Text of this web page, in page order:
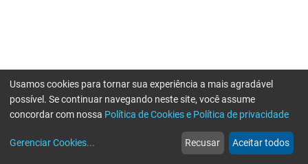
web
Notícias
more_horiz
Mais
Usamos cookies para tornar sua experiência a mais agradável
possível. Se continuar navegando neste site, você assume
concordar com nossa Política de Cookies e Política de privacidade
Gerenciar Cookies... Recusar Aceitar todos
Erro ao enviar informações, por favor tente novamente